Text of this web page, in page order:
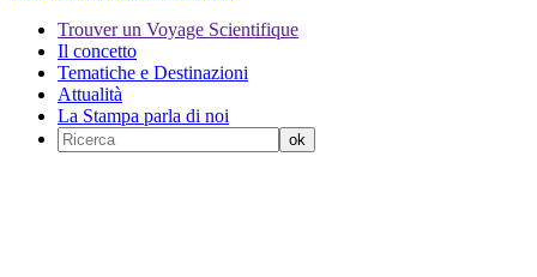
Trouver un Voyage Scientifique
Il concetto
Tematiche e Destinazioni
Attualità
La Stampa parla di noi